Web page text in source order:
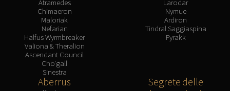
Atramedes
Chimaeron
Maloriak
Nefarian
Halfus Wyrmbreaker
Valiona & Theralion
Ascendant Council
Cho'gall
Sinestra
Larodar
Nymue
Ardiron
Tindral Saggiaspina
Fyrakk
Aberrus
Segrete delle